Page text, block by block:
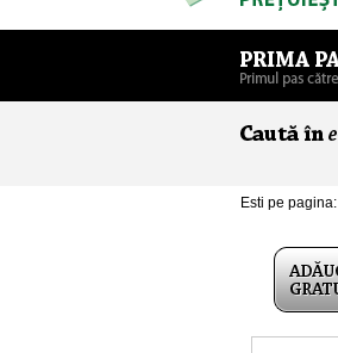
Esti pe pagina: